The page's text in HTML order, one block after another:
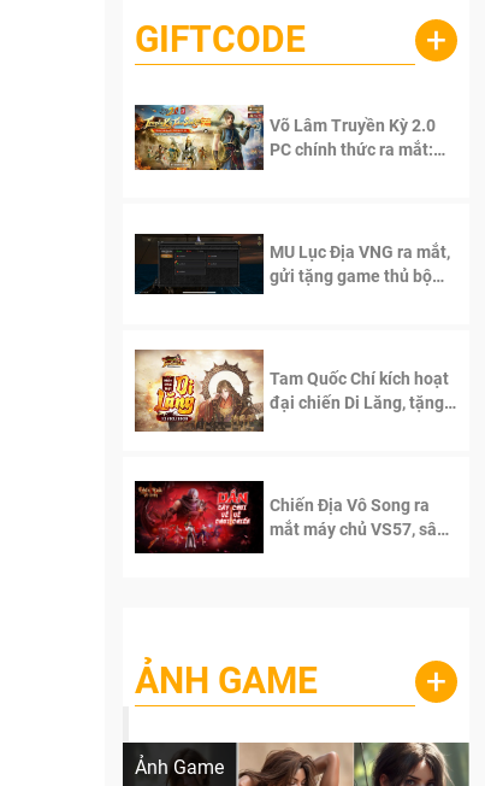
GIFTCODE +
Võ Lâm Truyền Kỳ 2.0
PC chính thức ra mắt:
MU Lục Địa VNG ra mắt,
gửi tặng game thủ bộ
Tam Quốc Chí kích hoạt
đại chiến Di Lăng, tặng
Chiến Địa Vô Song ra
mắt máy chủ VS57, sân
ẢNH GAME +
Ảnh Game
Lala Croft vừa nóng vừa xinh dưới nét vẽ